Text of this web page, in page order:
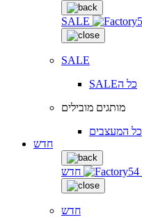
SALE
SALE
SALEכל ה
מותגים מובילים
כל המעצבים
חדש
חדש
חדש